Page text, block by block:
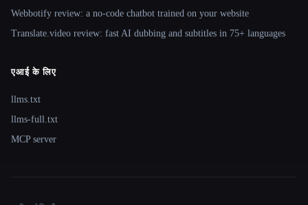
Webbotify review: a no-code chatbot trained on your website
Translate.video review: fast AI dubbing and subtitles in 75+ languages
एआई के लिए
llms.txt
llms-full.txt
MCP server